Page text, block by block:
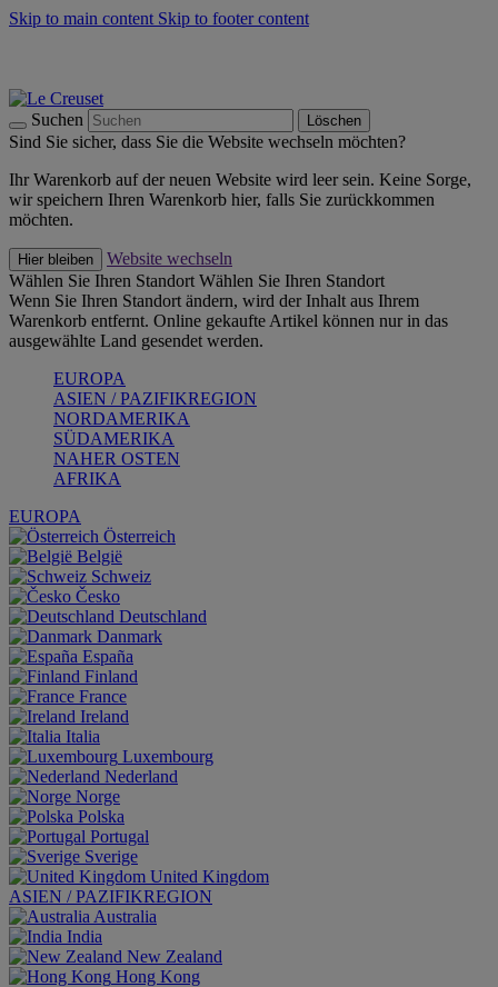
Skip to main content Skip to footer content
Suchen Löschen
Sind Sie sicher, dass Sie die Website wechseln möchten?
Ihr Warenkorb auf der neuen Website wird leer sein. Keine Sorge,
wir speichern Ihren Warenkorb hier, falls Sie zurückkommen
möchten.
Hier bleiben
Website wechseln
Wählen Sie Ihren Standort Wählen Sie Ihren Standort
Wenn Sie Ihren Standort ändern, wird der Inhalt aus Ihrem
Warenkorb entfernt. Online gekaufte Artikel können nur in das
ausgewählte Land gesendet werden.
EUROPA
ASIEN / PAZIFIKREGION
NORDAMERIKA
SÜDAMERIKA
NAHER OSTEN
AFRIKA
EUROPA
Österreich
België
Schweiz
Česko
Deutschland
Danmark
España
Finland
France
Ireland
Italia
Luxembourg
Nederland
Norge
Polska
Portugal
Sverige
United Kingdom
ASIEN / PAZIFIKREGION
Australia
India
New Zealand
Hong Kong